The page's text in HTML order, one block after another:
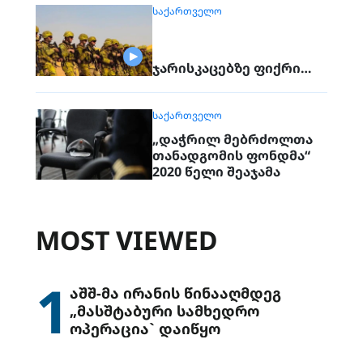
ᲡᲐᲥᲐᲠᲗᲕᲔᲚᲝ
ჯარისკაცებზე ფიქრი…
ᲡᲐᲥᲐᲠᲗᲕᲔᲚᲝ
„დაჭრილ მებრძოლთა
თანადგომის ფონდმა“
2020 წელი შეაჯამა
MOST VIEWED
1 აშშ-მა ირანის წინააღმდეგ
„მასშტაბური სამხედრო
ოპერაცია` დაიწყო